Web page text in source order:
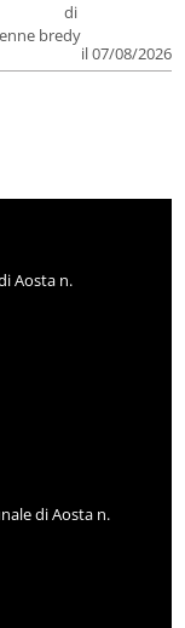
di
bredy
il 07/08/2026
Aosta n.
di Aosta n.